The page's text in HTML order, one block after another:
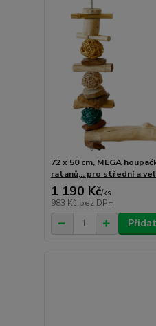
72 x 50 cm, MEGA
ratanů,.. pro střední a
1 190 Kč/ks
983 Kč bez DPH